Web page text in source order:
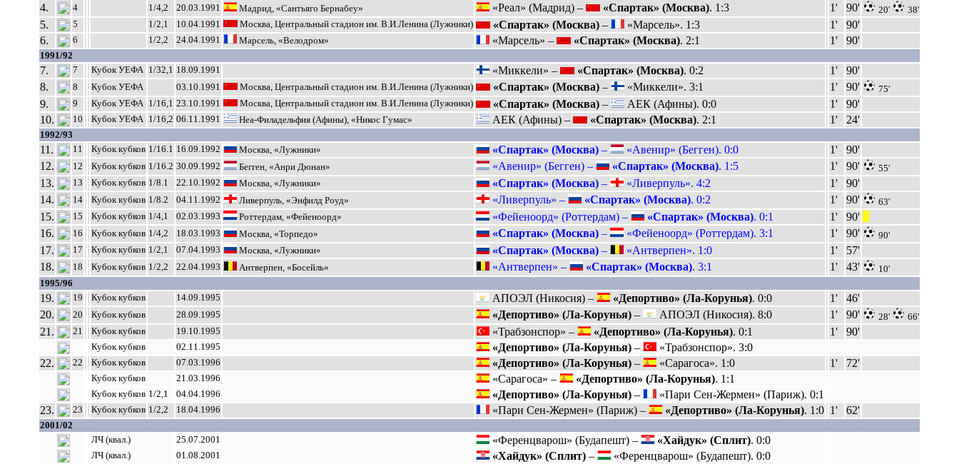
4.
4 1/4,2 20.03.1991 Мадрид, «Сантьяго Бернабеу» «Реал» (Мадрид) – «Спартак» (Москва). 1:3 1' 90' 20' 38'
5. 5 1/2,1 10.04.1991 Москва, Центральный стадион им. В.И.Ленина (Лужники) «Спартак» (Москва) – «Марсель». 1:3 1'
90'
6.
6 1/2,2 24.04.1991 Марсель, «Велодром» «Марсель» – «Спартак» (Москва). 2:1 1' 90'
1991/92
7. 7 Кубок УЕФА 1/32,1 18.09.1991 «Миккели» – «Спартак» (Москва). 0:2 1'
90'
8.
8 Кубок УЕФА 03.10.1991 Москва, Центральный стадион им. В.И.Ленина (Лужники) «Спартак» (Москва) – «Миккели». 3:1 1' 90' 75'
9. 9 Кубок УЕФА 1/16,1 23.10.1991 Москва, Центральный стадион им. В.И.Ленина (Лужники) «Спартак» (Москва) – АЕК (Афины). 0:0 1'
90'
10.
10 Кубок УЕФА 1/16,2 06.11.1991 Неа-Филадельфия (Афины), «Никос Гумас» АЕК (Афины) – «Спартак» (Москва). 2:1 1' 24'
1992/93
11. 11 Кубок кубков 1/16.1 16.09.1992 Москва, «Лужники» «Спартак» (Москва) – «Авенир» (Бегген). 0:0 1'
90'
12.
12 Кубок кубков 1/16.2 30.09.1992 Бегген, «Анри Дюнан» «Авенир» (Бегген) – «Спартак» (Москва). 1:5 1' 90' 55'
13. 13 Кубок кубков 1/8.1 22.10.1992 Москва, «Лужники» «Спартак» (Москва) – «Ливерпуль». 4:2 1'
90'
14.
14 Кубок кубков 1/8.2 04.11.1992 Ливерпуль, «Энфилд Роуд» «Ливерпуль» – «Спартак» (Москва). 0:2 1' 90' 63'
15. 15 Кубок кубков 1/4,1 02.03.1993 Роттердам, «Фейеноорд» «Фейеноорд» (Роттердам) – «Спартак» (Москва). 0:1 1' 90'
16. 16 Кубок кубков 1/4,2 18.03.1993 Москва, «Торпедо» «Спартак» (Москва) – «Фейеноорд» (Роттердам). 3:1 1' 90' 90'
17. 17 Кубок кубков 1/2,1 07.04.1993 Москва, «Лужники» «Спартак» (Москва) – «Антверпен». 1:0 1'
57'
18.
18 Кубок кубков 1/2,2 22.04.1993 Антверпен, «Босейль» «Антверпен» – «Спартак» (Москва). 3:1 1' 43' 10'
1995/96
19. 19 Кубок кубков 14.09.1995 АПОЭЛ (Никосия) – «Депортиво» (Ла-Корунья). 0:0 1'
46'
20.
20 Кубок кубков 28.09.1995 «Депортиво» (Ла-Корунья) – АПОЭЛ (Никосия). 8:0 1' 90' 28' 66'
21. 21 Кубок кубков 19.10.1995 «Трабзонспор» – «Депортиво» (Ла-Корунья). 0:1 1' 90'
Кубок кубков 02.11.1995 «Депортиво» (Ла-Корунья) –
«Трабзонспор». 3:0
22.
22 Кубок кубков 07.03.1996 «Депортиво» (Ла-Корунья) – «Сарагоса». 1:0 1' 72'
Кубок кубков 21.03.1996 «Сарагоса» – «Депортиво» (Ла-Корунья). 1:1
Кубок кубков 1/2,1 04.04.1996 «Депортиво» (Ла-Корунья) –
«Пари Сен-Жермен» (Париж). 0:1
23.
23 Кубок кубков 1/2,2 18.04.1996 «Пари Сен-Жермен» (Париж) – «Депортиво» (Ла-Корунья). 1:0 1' 62'
2001/02
ЛЧ (квал.) 25.07.2001 «Ференцварош» (Будапешт) – «Хайдук» (Сплит). 0:0
ЛЧ (квал.) 01.08.2001 «Хайдук» (Сплит) – «Ференцварош» (Будапешт). 0:0